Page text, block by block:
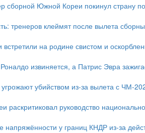
сборной Южной Кореи покинул страну
тренеров клеймят после вылета
на родине свистом и
извиняется, а Патрис Эвра
убийством из-за вылета с ЧМ-
раскритиковал руководство
напряжённости у границ КНДР из-за